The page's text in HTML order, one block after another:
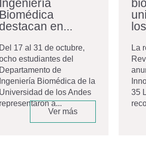
Ingeniería
Biomédica
destacan en...
Del 17 al 31 de octubre,
estudiantes del
Departamento de
Ingeniería Biomédica de la
Universidad de los Andes
representaron a...
Ver más
La
35